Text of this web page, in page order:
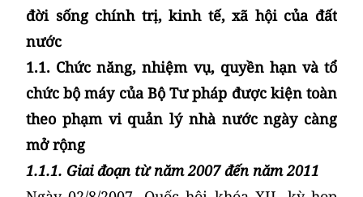
đời sống chính trị, kinh tế, xã hội của đất
nước
1.1. Chức năng, nhiệm vụ, quyền hạn và tổ
chức bộ máy của Bộ Tư pháp được kiện toàn
theo phạm vi quản lý nhà nước ngày càng
mở rộng
1.1.1. Giai đoạn từ năm 2007 đến năm 2011